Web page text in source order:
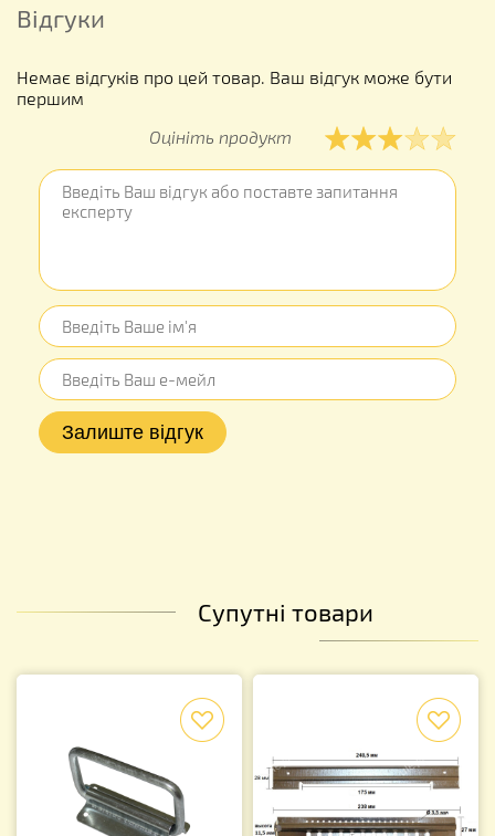
Відгуки
Немає відгуків про цей товар. Ваш відгук може бути
першим
Оцініть продукт
Супутні товари